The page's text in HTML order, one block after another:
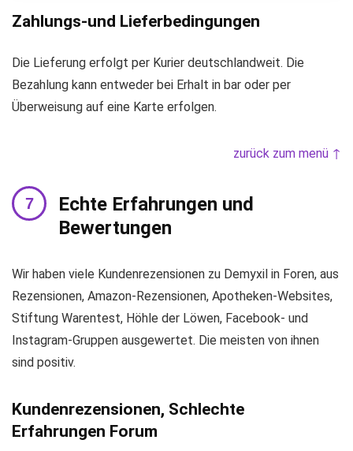
Zahlungs-und Lieferbedingungen
Die Lieferung erfolgt per Kurier deutschlandweit. Die
Bezahlung kann entweder bei Erhalt in bar oder per
Überweisung auf eine Karte erfolgen.
zurück zum menü ↑
Echte Erfahrungen und
Bewertungen
Wir haben viele Kundenrezensionen zu Demyxil in Foren, aus
Rezensionen, Amazon-Rezensionen, Apotheken-Websites,
Stiftung Warentest, Höhle der Löwen, Facebook- und
Instagram-Gruppen ausgewertet. Die meisten von ihnen
sind positiv.
Kundenrezensionen, Schlechte
Erfahrungen Forum